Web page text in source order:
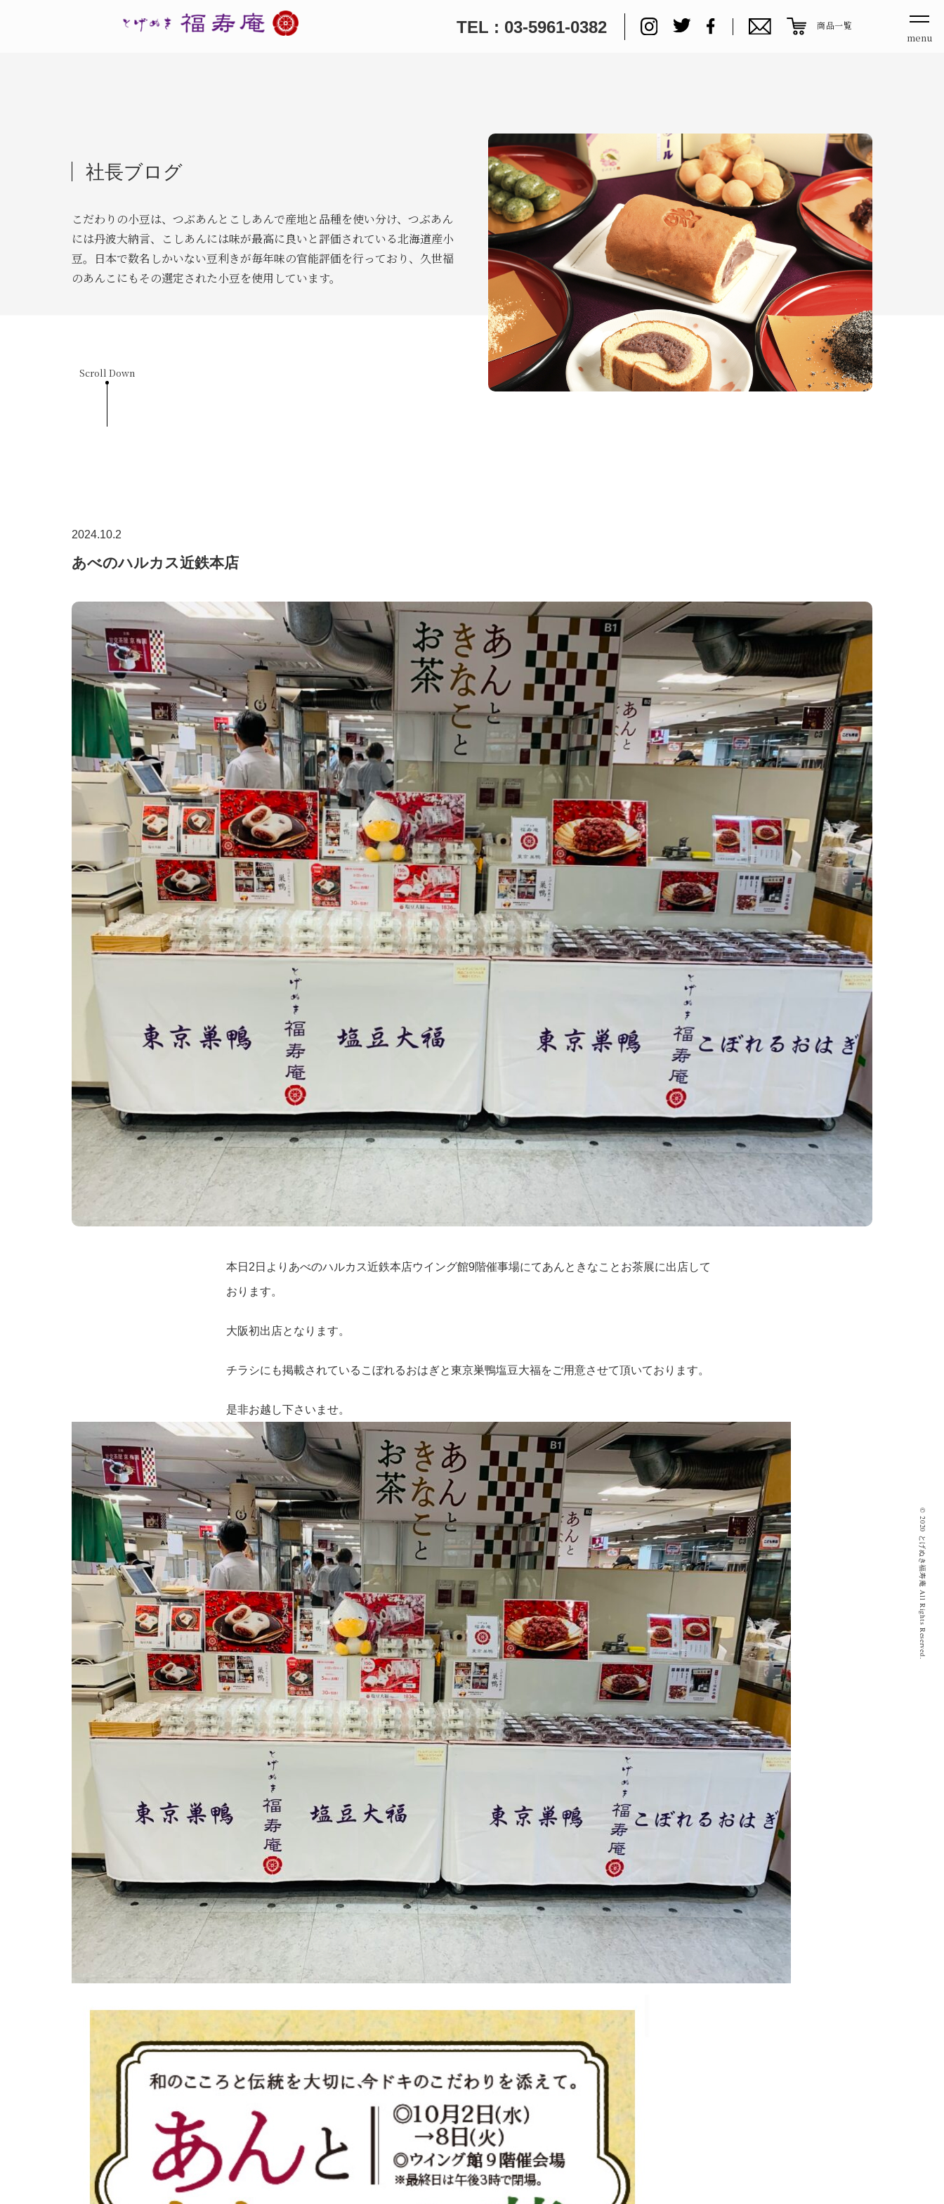
TEL : 03-5961-0382 商品一覧
menu
© 2020 とげぬき福寿庵 All Rights Reserved.
社長ブログ
こだわりの小豆は、つぶあんとこしあんで産地と品種を使い分け、つぶあん
には丹波大納言、こしあんには味が最高に良いと評価されている北海道産小
豆。日本で数名しかいない豆利きが毎年味の官能評価を行っており、久世福
のあんこにもその選定された小豆を使用しています。
Scroll Down
2024.10.2
あべのハルカス近鉄本店
本日2日よりあべのハルカス近鉄本店ウイング館9階催事場にてあんときなことお茶展に出店して
おります。
大阪初出店となります。
チラシにも掲載されているこぼれるおはぎと東京巣鴨塩豆大福をご用意させて頂いております。
是非お越し下さいませ。